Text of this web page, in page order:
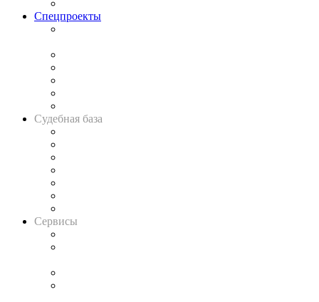
Спецпроекты
Судебная база
Сервисы